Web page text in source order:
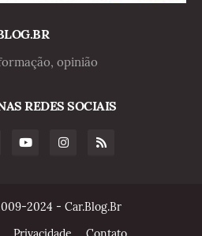
opinião
REDES SOCIAIS
2024 - Car.Blog.Br